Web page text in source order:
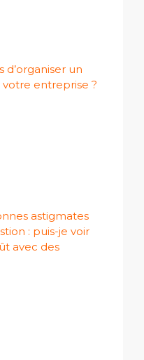
d’organiser un
entreprise ?
astigmates
: puis-je voir
avec des